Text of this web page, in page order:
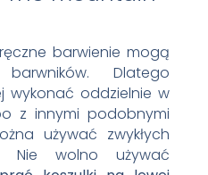
barwienie mogą
Dlatego
wykonać oddzielnie w
z innymi podobnymi
używać zwykłych
Nie wolno używać